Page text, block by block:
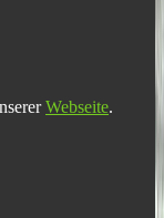
Webseite.